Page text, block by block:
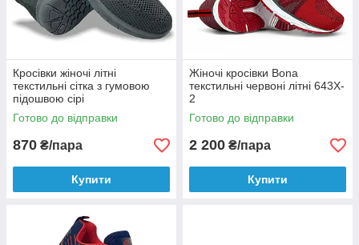
Кросівки жіночі літні
текстильні сітка з гумовою
підошвою сірі
Готово до відправки
870 ₴/пара
Купити
Жіночі кросівки Bona
текстильні червоні літні 643X-
2
Готово до відправки
2 200 ₴/пара
Купити